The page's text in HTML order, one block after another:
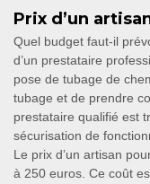
Prix d’un
Quel budget faut-il
d’un prestataire
pose de tubage de
tubage et de prendre
prestataire qualifié est
sécurisation de
Le prix d’un artisan
à 250 euros. Ce coût